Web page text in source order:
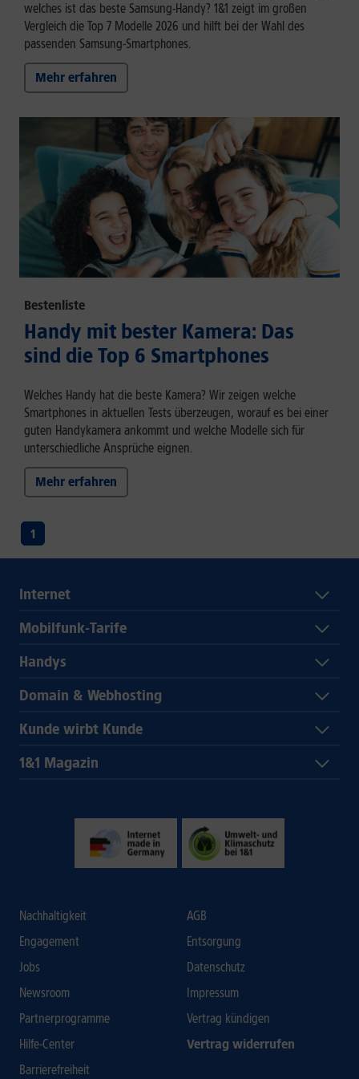
welches ist das beste Samsung-Handy? 1&1 zeigt im großen
Vergleich die Top 7 Modelle 2026 und hilft bei der Wahl des
passenden Samsung-Smartphones.
Mehr erfahren
Bestenliste
Handy mit bester Kamera: Das
sind die Top 6 Smartphones
Welches Handy hat die beste Kamera? Wir zeigen welche
Smartphones in aktuellen Tests überzeugen, worauf es bei einer
guten Handykamera ankommt und welche Modelle sich für
unterschiedliche Ansprüche eignen.
Mehr erfahren
1
Internet
Mobilfunk-Tarife
Handys
Domain & Webhosting
Kunde wirbt Kunde
1&1 Magazin
Nachhaltigkeit
Engagement
Jobs
Newsroom
Partnerprogramme
Hilfe-Center
Barrierefreiheit
AGB
Entsorgung
Datenschutz
Impressum
Vertrag kündigen
Vertrag widerrufen